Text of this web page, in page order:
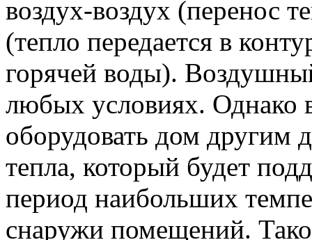
воздух-воздух (перенос
(тепло передается в
горячей воды).
любых условиях. Однако
оборудовать дом другим
тепла, который будет
период наибольших
снаружи помещений.